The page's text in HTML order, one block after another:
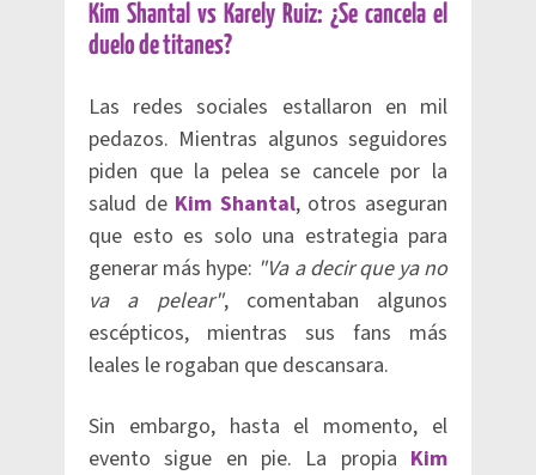
Kim Shantal vs Karely Ruiz: ¿Se cancela el
duelo de titanes?
Las redes sociales estallaron en mil
pedazos. Mientras algunos seguidores
piden que la pelea se cancele por la
salud de Kim Shantal, otros aseguran
que esto es solo una estrategia para
generar más hype: "Va a decir que ya no
va a pelear", comentaban algunos
escépticos, mientras sus fans más
leales le rogaban que descansara.
Sin embargo, hasta el momento, el
evento sigue en pie. La propia Kim